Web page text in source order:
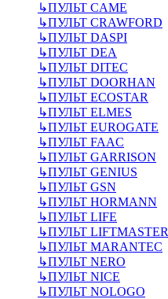
↳ПУЛЬТ CAME
↳ПУЛЬТ CRAWFORD
↳ПУЛЬТ DASPI
↳ПУЛЬТ DEA
↳ПУЛЬТ DITEC
↳ПУЛЬТ DOORHAN
↳ПУЛЬТ ECOSTAR
↳ПУЛЬТ ELMES
↳ПУЛЬТ EUROGATE
↳ПУЛЬТ FAAC
↳ПУЛЬТ GARRISON
↳ПУЛЬТ GENIUS
↳ПУЛЬТ GSN
↳ПУЛЬТ HORMANN
↳ПУЛЬТ LIFE
↳ПУЛЬТ LIFTMASTER
↳ПУЛЬТ MARANTEC
↳ПУЛЬТ NERO
↳ПУЛЬТ NICE
↳ПУЛЬТ NOLOGO